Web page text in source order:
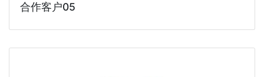
合作客户05